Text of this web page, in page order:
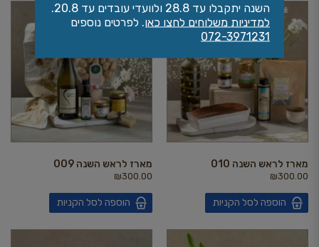
מארז לראש השנה 010
₪300.00
הוספה לסל הקניות
מארז לראש השנה 009
₪300.00
הוספה לסל הקניות
השנה יתקבלו עד 28.8 ולוועדי עובדים עד 20.8.
למדיניות משלוחים לחצו כאן. לפרטים נוספים
072-3971231